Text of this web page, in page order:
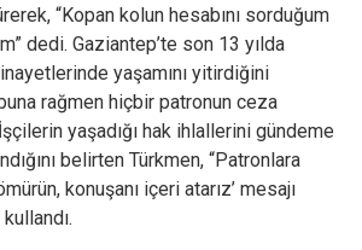
“Kopan kolun hesabını sorduğum
dedi. Gaziantep’te son 13 yılda
yaşamını yitirdiğini
rağmen hiçbir patronun ceza
yaşadığı hak ihlallerini gündeme
belirten Türkmen, “Patronlara
konuşanı içeri atarız’ mesajı